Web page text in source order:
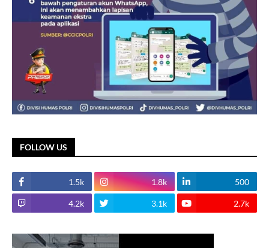
FOLLOW US
1.5k 1.8k 500
4.2k 3.1k 2.7k